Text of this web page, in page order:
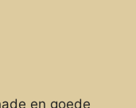
en goede